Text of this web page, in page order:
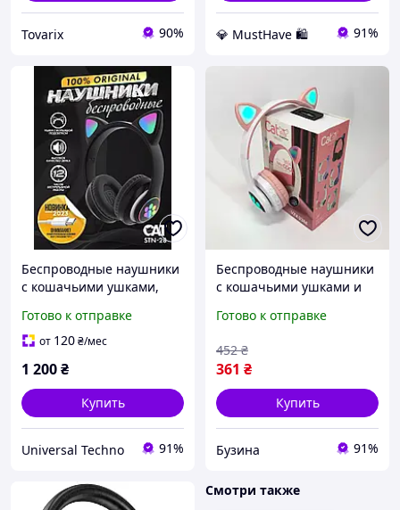
Tovarix 90% 💎 MustHave 🛍️ 91%
Беспроводные наушники
с кошачьими ушками,
Bluetooth Детские
светящиеся наушники с
Готово к отправке
от 120₴/мес
1 200₴
Купить
Universal Techno 91%
Беспроводные наушники
с кошачьими ушками и
23M. Цвет: розовый
Готово к отправке
361 ₴
452 ₴
Купить
Бузина 91%
Смотри также